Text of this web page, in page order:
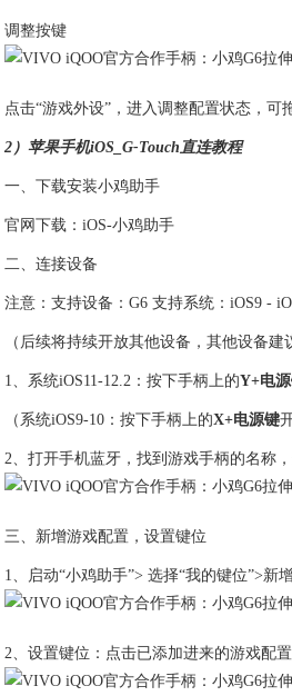
调整按键
点击“游戏外设”，进入调整配置状态，
2）苹果手机iOS_G-Touch直连教程
一、下载安装小鸡助手
官网下载：iOS-小鸡助手
二、连接设备
注意：支持设备：G6 支持系统：iOS9 -
（后续将持续开放其他设备，其他设备建
1、系统iOS11-12.2：按下手柄上的Y+电
（系统iOS9-10：按下手柄上的X+电源键
2、打开手机蓝牙，找到游戏手柄的名称
三、新增游戏配置，设置键位
1、启动“小鸡助手”> 选择“我的键位”>
2、设置键位：点击已添加进来的游戏配